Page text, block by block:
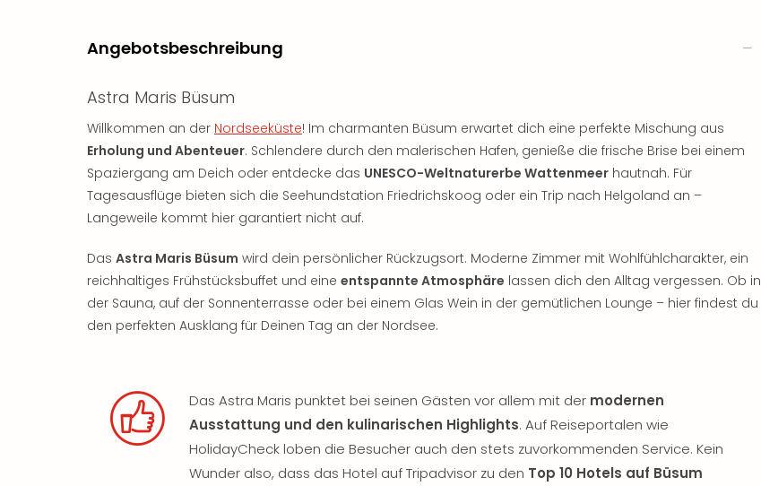
Angebotsbeschreibung
Astra Maris Büsum
Willkommen an der Nordseeküste! Im charmanten Büsum erwartet dich eine perfekte Mischung aus
Erholung und Abenteuer. Schlendere durch den malerischen Hafen, genieße die frische Brise bei einem
Spaziergang am Deich oder entdecke das UNESCO-Weltnaturerbe Wattenmeer hautnah. Für
Tagesausflüge bieten sich die Seehundstation Friedrichskoog oder ein Trip nach Helgoland an –
Langeweile kommt hier garantiert nicht auf.
Das Astra Maris Büsum wird dein persönlicher Rückzugsort. Moderne Zimmer mit Wohlfühlcharakter, ein
reichhaltiges Frühstücksbuffet und eine entspannte Atmosphäre lassen dich den Alltag vergessen. Ob in
der Sauna, auf der Sonnenterrasse oder bei einem Glas Wein in der gemütlichen Lounge – hier findest du
den perfekten Ausklang für Deinen Tag an der Nordsee.
Das Astra Maris punktet bei seinen Gästen vor allem mit der modernen
Ausstattung und den kulinarischen Highlights. Auf Reiseportalen wie
HolidayCheck loben die Besucher auch den stets zuvorkommenden Service. Kein
Wunder also, dass das Hotel auf Tripadvisor zu den Top 10 Hotels auf Büsum